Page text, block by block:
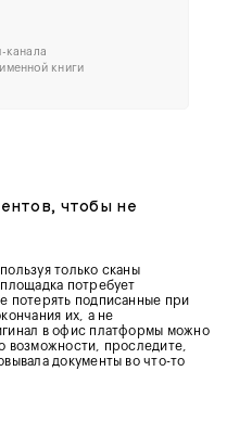
канала
книги
чтобы не
только сканы
потребует
потерять подписанные при
их, а не
в офис платформы можно
возможности, проследите,
документы во что-то